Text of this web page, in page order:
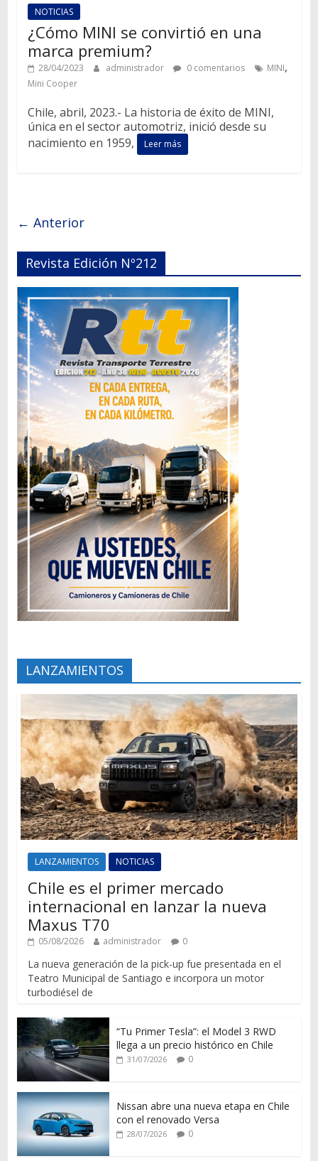
NOTICIAS
¿Cómo MINI se convirtió en una
marca premium?
28/04/2023 administrador 0 comentarios MINI,
Mini Cooper
Chile, abril, 2023.- La historia de éxito de MINI,
única en el sector automotriz, inició desde su
nacimiento en 1959,
Leer más
← Anterior
Revista Edición Nº212
LANZAMIENTOS
LANZAMIENTOS NOTICIAS
Chile es el primer mercado
internacional en lanzar la nueva
Maxus T70
05/08/2026 administrador 0
La nueva generación de la pick-up fue presentada en el
Teatro Municipal de Santiago e incorpora un motor
turbodiésel de
“Tu Primer Tesla”: el Model 3 RWD
llega a un precio histórico en Chile
31/07/2026 0
Nissan abre una nueva etapa en Chile
con el renovado Versa
28/07/2026 0